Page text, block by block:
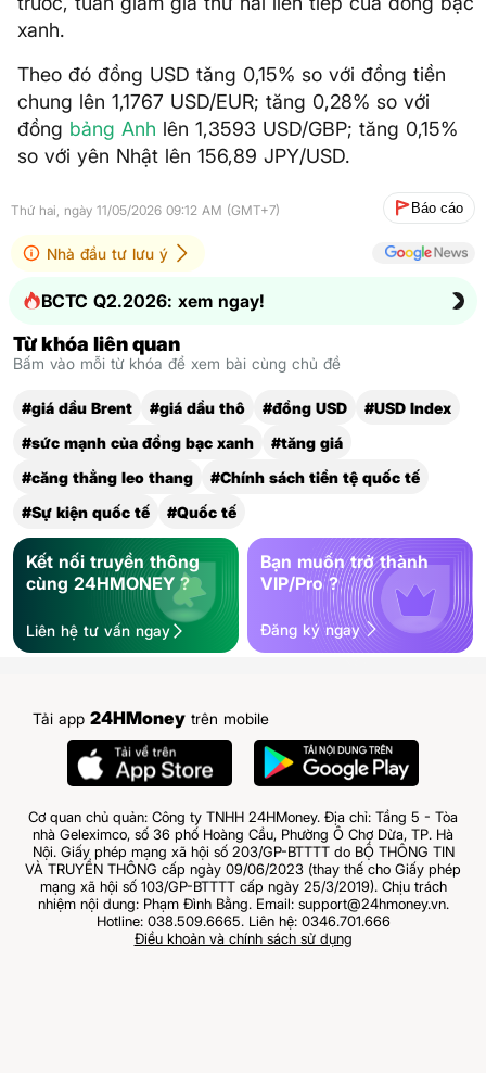
xanh.
Theo đó đồng USD tăng 0,15% so với đồng tiền
chung lên 1,1767 USD/EUR; tăng 0,28% so với
đồng bảng Anh lên 1,3593 USD/GBP; tăng 0,15%
so với yên Nhật lên 156,89 JPY/USD.
Thứ hai, ngày 11/05/2026 09:12 AM (GMT+7) Báo cáo
Nhà đầu tư lưu ý
BCTC Q2.2026: xem ngay!
Từ khóa liên quan
Bấm vào mỗi từ khóa để xem bài cùng chủ đề
#giá dầu Brent #giá dầu thô #đồng USD
#USD Index
#sức mạnh của đồng bạc xanh
#tăng giá
#căng thẳng leo thang
#Chính sách tiền tệ quốc tế
#Sự kiện quốc tế
#Quốc tế
Kết nối truyền thông
cùng 24HMONEY ?
Liên hệ tư vấn ngay
Bạn muốn trở thành
VIP/Pro ?
Đăng ký ngay
Tải app 24HMoney trên mobile
Cơ quan chủ quản: Công ty TNHH 24HMoney. Địa chỉ: Tầng 5 - Tòa
nhà Geleximco, số 36 phố Hoàng Cầu, Phường Ô Chợ Dừa, TP. Hà
Nội. Giấy phép mạng xã hội số 203/GP-BTTTT do BỘ THÔNG TIN
VÀ TRUYỀN THÔNG cấp ngày 09/06/2023 (thay thế cho Giấy phép
mạng xã hội số 103/GP-BTTTT cấp ngày 25/3/2019). Chịu trách
nhiệm nội dung: Phạm Đình Bằng. Email: support@24hmoney.vn.
Hotline: 038.509.6665. Liên hệ: 0346.701.666
Điều khoản và chính sách sử dụng